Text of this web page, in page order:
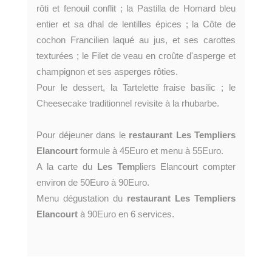
rôti et fenouil conflit ; la Pastilla de Homard bleu
entier et sa dhal de lentilles épices ; la Côte de
cochon Francilien laqué au jus, et ses carottes
texturées ; le Filet de veau en croûte d'asperge et
champignon et ses asperges rôties.
Pour le dessert, la Tartelette fraise basilic ; le
Cheesecake traditionnel revisite à la rhubarbe.
Pour déjeuner dans le restaurant Les Templiers
Elancourt formule à 45Euro et menu à 55Euro.
A la carte du Les Templiers Elancourt compter
environ de 50Euro à 90Euro.
Menu dégustation du restaurant Les Templiers
Elancourt à 90Euro en 6 services.